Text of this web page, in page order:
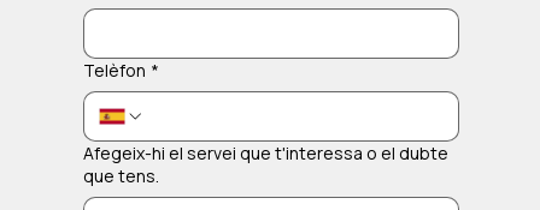
Telèfon *
Afegeix-hi el servei que t'interessa o el dubte
que tens.